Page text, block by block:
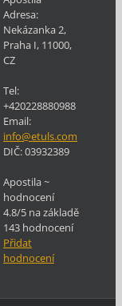
Adresa:
Nekázanka 2,
Praha I, 11000,
CZ
Tel:
+420228880988
Email:
info@etuls.com
DIČ:03932389
Apostila~
hodnocení
4.8/5 na základě
143 hodnocení
Přidat
hodnocení